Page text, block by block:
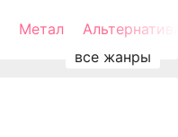
Метал